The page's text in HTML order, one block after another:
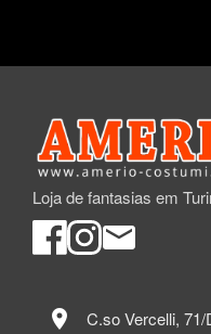
Loja de fantasias em
location_on C.so Vercelli, 71/